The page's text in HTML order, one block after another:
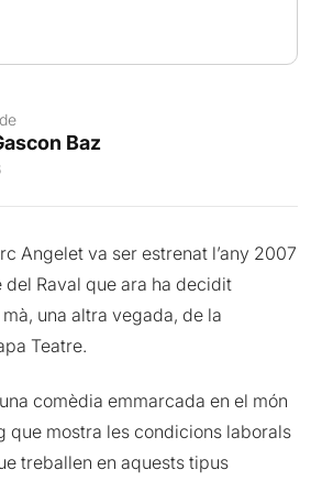
Baz
Angelet va ser estrenat l’any 2007
del Raval que ara ha decidit
una altra vegada, de la
Teatre.
comèdia emmarcada en el món
que mostra les condicions laborals
treballen en aquests tipus